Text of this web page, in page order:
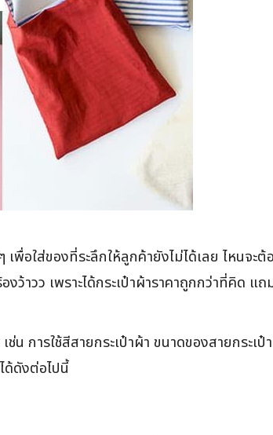
อใส่ของที่ระลึกให้ลูกค้ายังไม่ได้เลย ไหนจะ
ว้าวว เพราะได้กระเป๋าผ้าราคาถูกกว่าที่คิด แ
น การใช้สีสายกระเป๋าผ้า ขนาดของสายกระเ
ด้ดังต่อไปนี้